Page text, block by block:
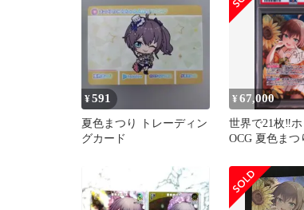
¥591
夏色まつり トレーディン
グカード
¥67,000
世界で21枚‼️
OCG 夏色まつ